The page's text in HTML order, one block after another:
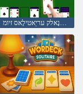
עקידנָאלק עריַאטילָאס זיומ